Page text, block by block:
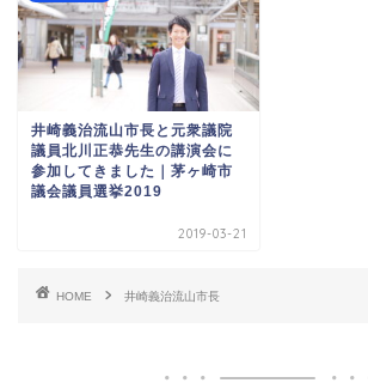
井崎義治流山市長と元衆議院
議員北川正恭先生の講演会に
参加してきました｜茅ヶ崎市
議会議員選挙2019
2019-03-21
HOME 井崎義治流山市長